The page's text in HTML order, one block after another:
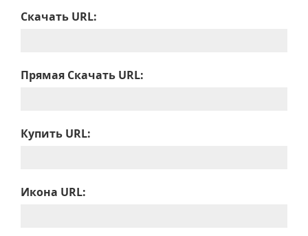
Скачать URL:
Прямая Скачать URL:
Купить URL:
Икона URL: